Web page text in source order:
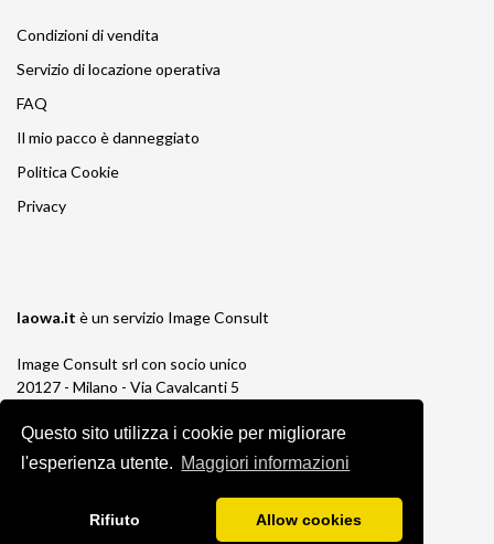
Questo sito utilizza i cookie per migliorare
l'esperienza utente. Maggiori informazioni
Rifiuto Allow cookies
Condizioni di vendita
Servizio di locazione operativa
FAQ
Il mio pacco è danneggiato
Politica Cookie
Privacy
laowa.it è un servizio Image Consult
Image Consult srl con socio unico
20127 - Milano - Via Cavalcanti 5
P.IVA e C.F. 03383650961
REA 1673647 CCIAA Milano Monza Brianza
Registro Pile IT13030P00003110